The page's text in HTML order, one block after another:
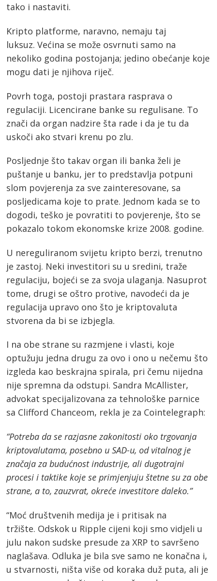
tako i nastaviti.
Kripto platforme, naravno, nemaju taj
luksuz. Većina se može osvrnuti samo na
nekoliko godina postojanja; jedino obećanje koje
mogu dati je njihova riječ.
Povrh toga, postoji prastara rasprava o
regulaciji. Licencirane banke su regulisane. To
znači da organ nadzire šta rade i da je tu da
uskoči ako stvari krenu po zlu.
Posljednje što takav organ ili banka želi je
puštanje u banku, jer to predstavlja potpuni
slom povjerenja za sve zainteresovane, sa
posljedicama koje to prate. Jednom kada se to
dogodi, teško je povratiti to povjerenje, što se
pokazalo tokom ekonomske krize 2008. godine.
U nereguliranom svijetu kripto berzi, trenutno
je zastoj. Neki investitori su u sredini, traže
regulaciju, bojeći se za svoja ulaganja. Nasuprot
tome, drugi se oštro protive, navodeći da je
regulacija upravo ono što je kriptovaluta
stvorena da bi se izbjegla.
I na obe strane su razmjene i vlasti, koje
optužuju jedna drugu za ovo i ono u nečemu što
izgleda kao beskrajna spirala, pri čemu nijedna
nije spremna da odstupi. Sandra McAllister,
advokat specijalizovana za tehnološke parnice
sa Clifford Chanceom, rekla je za Cointelegraph:
“Potreba da se razjasne zakonitosti oko trgovanja
kriptovalutama, posebno u SAD-u, od vitalnog je
značaja za budućnost industrije, ali dugotrajni
procesi i taktike koje se primjenjuju štetne su za obe
strane, a to, zauzvrat, okreće investitore daleko.”
“Moć društvenih medija je i pritisak na
tržište. Odskok u Ripple cijeni koji smo vidjeli u
julu nakon sudske presude za XRP to savršeno
naglašava. Odluka je bila sve samo ne konačna i,
u stvarnosti, ništa više od koraka duž puta, ali je